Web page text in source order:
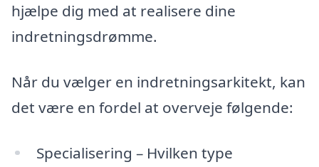
hjælpe dig med at realisere dine
indretningsdrømme.
Når du vælger en indretningsarkitekt, kan
det være en fordel at overveje følgende:
Specialisering – Hvilken type